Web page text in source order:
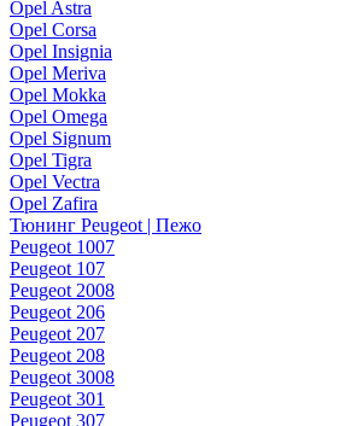
Opel Astra
Opel Corsa
Opel Insignia
Opel Meriva
Opel Mokka
Opel Omega
Opel Signum
Opel Tigra
Opel Vectra
Opel Zafira
Тюнинг Peugeot | Пежо
Peugeot 1007
Peugeot 107
Peugeot 2008
Peugeot 206
Peugeot 207
Peugeot 208
Peugeot 3008
Peugeot 301
Peugeot 307